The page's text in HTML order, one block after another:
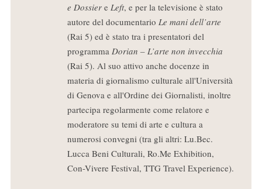
e Dossiere Left, e per la televisione è stato
autore del documentario Le mani dell’arte
(Rai 5) ed è stato tra i presentatori del
programma Dorian – L’arte non invecchia
(Rai 5). Al suo attivo anche docenze in
materia di giornalismo culturale all'Università
di Genova e all'Ordine dei Giornalisti, inoltre
partecipa regolarmente come relatore e
moderatore su temi di arte e cultura a
numerosi convegni (tra gli altri: Lu.Bec.
Lucca Beni Culturali, Ro.Me Exhibition,
Con-Vivere Festival, TTG Travel Experience).